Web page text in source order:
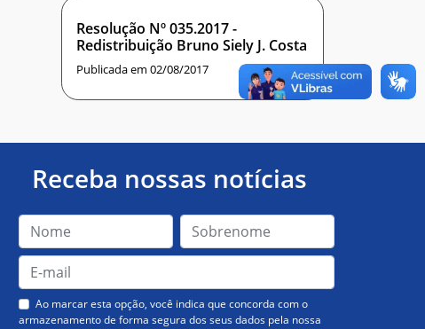
Resolução Nº 035.2017 -
Redistribuição Bruno Siely J. Costa
Publicada em 02/08/2017
Receba nossas notícias
Ao marcar esta opção, você indica que concorda com o
armazenamento de forma segura dos seus dados pela nossa